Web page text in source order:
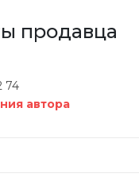
продавца
74
автора